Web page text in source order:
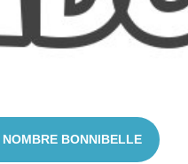
BONNIBELLE